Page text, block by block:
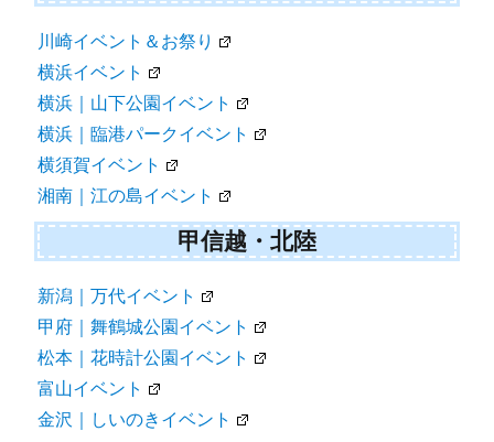
川崎イベント＆お祭り
横浜イベント
横浜｜山下公園イベント
横浜｜臨港パークイベント
横須賀イベント
湘南｜江の島イベント
甲信越・北陸
新潟｜万代イベント
甲府｜舞鶴城公園イベント
松本｜花時計公園イベント
富山イベント
金沢｜しいのきイベント